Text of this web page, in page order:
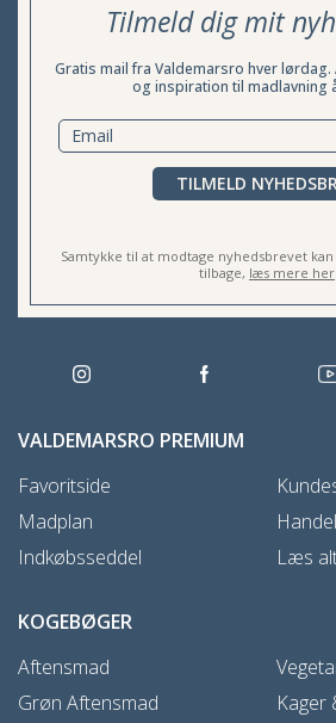
Tilmeld dig mit
Gratis mail fra Valdemarsro hver
og inspiration til madlavning
TILMELD
Samtykke til at modtage nyhedsbrevet
tilbage, læs mere her
VALDEMARSRO PREMIUM
Favoritside
Madplan
Indkøbsseddel
Læs
KOGEBØGER
Aftensmad
Grøn Aftensmad
Kager